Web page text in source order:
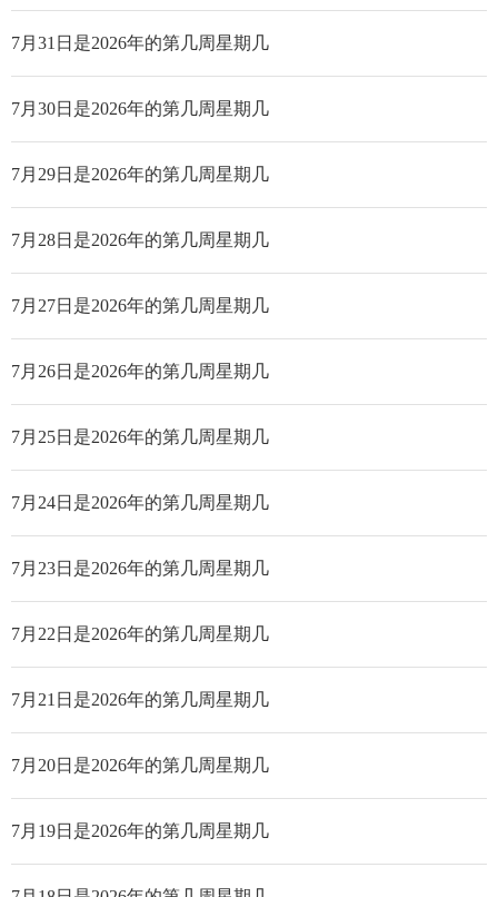
7月31日是2026年的第几周星期几
7月30日是2026年的第几周星期几
7月29日是2026年的第几周星期几
7月28日是2026年的第几周星期几
7月27日是2026年的第几周星期几
7月26日是2026年的第几周星期几
7月25日是2026年的第几周星期几
7月24日是2026年的第几周星期几
7月23日是2026年的第几周星期几
7月22日是2026年的第几周星期几
7月21日是2026年的第几周星期几
7月20日是2026年的第几周星期几
7月19日是2026年的第几周星期几